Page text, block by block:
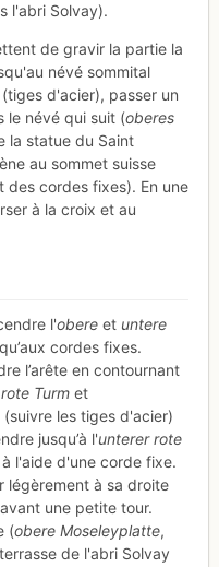
l'abri Solvay).
de gravir la partie la
névé sommital
d'acier), passer un
le névé qui suit (oberes
la statue du Saint
au sommet suisse
des cordes fixes). En une
à la croix et au
l'obere et untere
cordes fixes.
l’arête en contournant
Turm et
(suivre les tiges d'acier)
jusqu’à l'unterer rote
l'aide d'une corde fixe.
légèrement à sa droite
une petite tour.
(obere Moseleyplatte,
de l'abri Solvay